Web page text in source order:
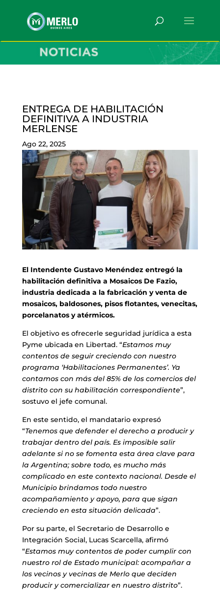
ENTREGA DE HABILITACIÓN
DEFINITIVA A INDUSTRIA
MERLENSE
Ago 22, 2025
El Intendente Gustavo Menéndez entregó la
habilitación definitiva a Mosaicos De Fazio,
industria dedicada a la fabricación y venta de
mosaicos, baldosones, pisos flotantes, venecitas,
porcelanatos y atérmicos.
El objetivo es ofrecerle seguridad jurídica a esta
Pyme ubicada en Libertad. “Estamos muy
contentos de seguir creciendo con nuestro
programa ‘Habilitaciones Permanentes’. Ya
contamos con más del 85% de los comercios del
distrito con su habilitación correspondiente”,
sostuvo el jefe comunal.
En este sentido, el mandatario expresó
“Tenemos que defender el derecho a producir y
trabajar dentro del país. Es imposible salir
adelante si no se fomenta esta área clave para
la Argentina; sobre todo, es mucho más
complicado en este contexto nacional. Desde el
Municipio brindamos todo nuestro
acompañamiento y apoyo, para que sigan
creciendo en esta situación delicada”.
Por su parte, el Secretario de Desarrollo e
Integración Social, Lucas Scarcella, afirmó
“Estamos muy contentos de poder cumplir con
nuestro rol de Estado municipal: acompañar a
los vecinos y vecinas de Merlo que deciden
producir y comercializar en nuestro distrito”.